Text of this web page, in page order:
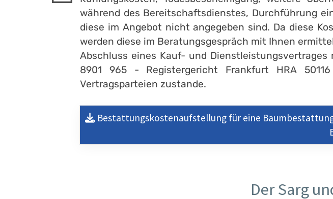
während des Bereitschaftsdienstes, Durchführung
diese im Angebot nicht angegeben sind. Da diese
werden diese im Beratungsgespräch mit Ihnen
Abschluss eines Kauf- und Dienstleistungsvertrages
8901 965 - Registergericht Frankfurt HRA
Vertragsparteien zustande.
Bestattungskostenaufstellung für eine
Der Sarg